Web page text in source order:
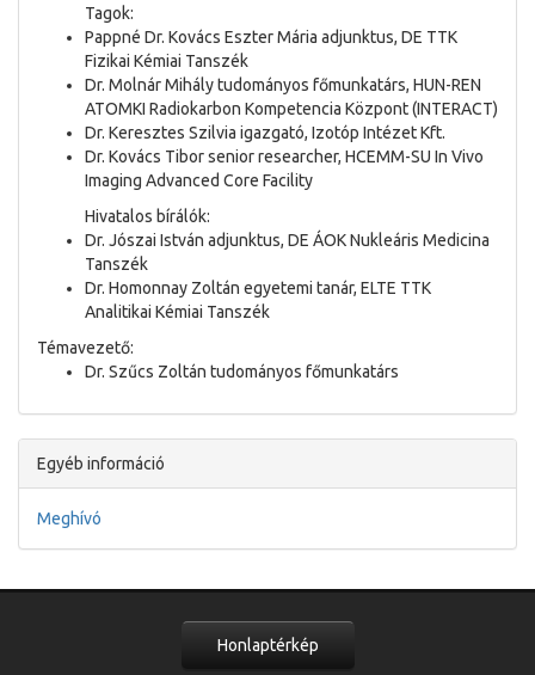
Tagok:
Pappné Dr. Kovács Eszter Mária adjunktus, DE TTK
Fizikai Kémiai Tanszék
Dr. Molnár Mihály tudományos főmunkatárs, HUN-REN
ATOMKI Radiokarbon Kompetencia Központ (INTERACT)
Dr. Keresztes Szilvia igazgató, Izotóp Intézet Kft.
Dr. Kovács Tibor senior researcher, HCEMM-SU In Vivo
Imaging Advanced Core Facility
Hivatalos bírálók:
Dr. Jószai István adjunktus, DE ÁOK Nukleáris Medicina
Tanszék
Dr. Homonnay Zoltán egyetemi tanár, ELTE TTK
Analitikai Kémiai Tanszék
Témavezető:
Dr. Szűcs Zoltán tudományos főmunkatárs
Egyéb információ
Meghívó
Honlaptérkép